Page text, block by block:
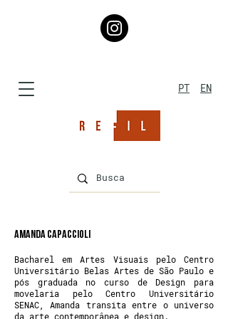
PT EN
AMANDA CAPACCIOLI
Bacharel em Artes Visuais pelo Centro
Universitário Belas Artes de São Paulo e
pós graduada no curso de Design para
movelaria pelo Centro Universitário
SENAC, Amanda transita entre o universo
da arte contemporânea e design.